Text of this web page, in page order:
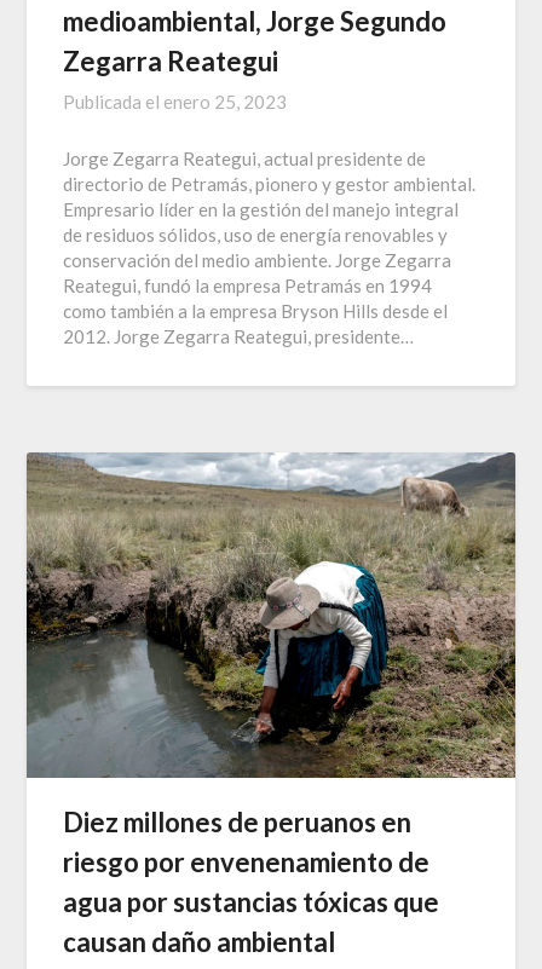
medioambiental, Jorge Segundo
Zegarra Reategui
Publicada el enero 25, 2023
Jorge Zegarra Reategui, actual presidente de
directorio de Petramás, pionero y gestor ambiental.
Empresario líder en la gestión del manejo integral
de residuos sólidos, uso de energía renovables y
conservación del medio ambiente. Jorge Zegarra
Reategui, fundó la empresa Petramás en 1994
como también a la empresa Bryson Hills desde el
2012. Jorge Zegarra Reategui, presidente…
Diez millones de peruanos en
riesgo por envenenamiento de
agua por sustancias tóxicas que
causan daño ambiental